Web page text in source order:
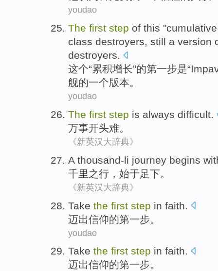
youdao
The first step of this "cumulative
class destroyers, still a version
destroyers.
这个“累积增长”的第一步是“
舰的一个版本。
youdao
The first step is always difficult.
万事开头难。
《新英汉大辞典》
A thousand-li journey begins
千里之行 ， 始于足下。
《新英汉大辞典》
Take the first step in faith
迈出信仰的第一步。
youdao
Take the first step in faith.
迈出信仰的第一步。